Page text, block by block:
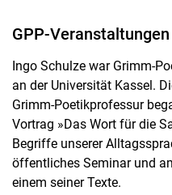
GPP-
Ingo Schulze war Grimm-
an der Universität Kassel.
Grimm-Poetikprofessur
Vortrag »Das Wort für die
Begriffe unserer
öffentliches Seminar und
einem seiner Texte.